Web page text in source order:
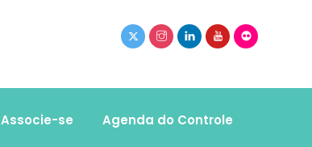
Associe-se Agenda do Controle